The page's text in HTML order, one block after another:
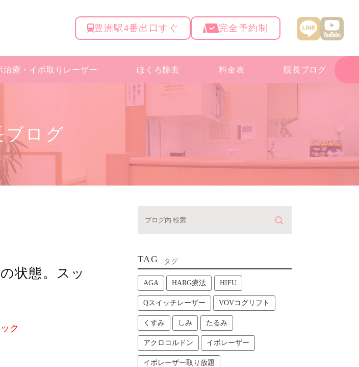
豊洲駅4番出口すぐ 完全予約制
治療・ イボ取りレーザー ほくろ除去 料金表 院長ブログ
ブログ
状態。スッ
ク
TAG タグ
AGA HARG療法 HIFU
Qスイッチレーザー VOVコグリフト
くすみ しみ たるみ
アクロコルドン イボレーザー
イボレーザー取り放題